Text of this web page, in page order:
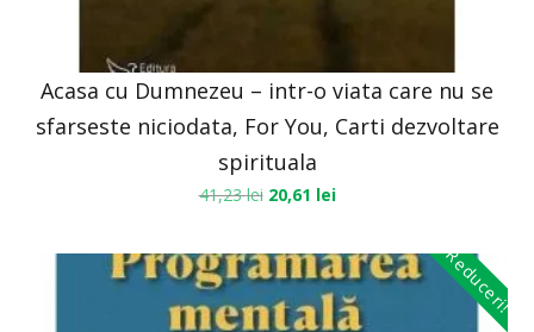
Acasa cu Dumnezeu – intr-o viata care nu se
sfarseste niciodata, For You, Carti dezvoltare
spirituala
41,23lei 20,61 lei
Reduceri!